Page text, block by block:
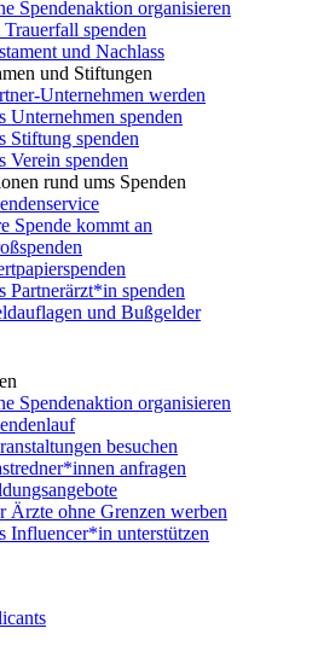
Spendenaktion organisieren
spenden
und Nachlass
und Stiftungen
Unternehmen werden
Unternehmen spenden
Stiftung spenden
Verein spenden
rund ums Spenden
Spende kommt an
Partnerärzt*in spenden
und Bußgelder
Spendenaktion organisieren
besuchen
anfragen
Ärzte ohne Grenzen werben
Influencer*in unterstützen